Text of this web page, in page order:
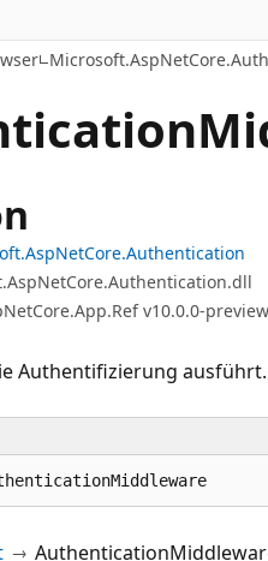
v10.0.0-
Authentifizierung ausführt.